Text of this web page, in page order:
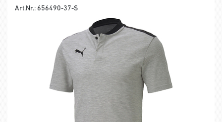
Art.Nr.: 656490-37-S